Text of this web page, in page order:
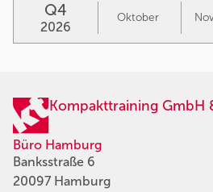
Q4
2026
Oktober
Kompakttraining GmbH
Büro Hamburg
Banksstraße 6
20097 Hamburg